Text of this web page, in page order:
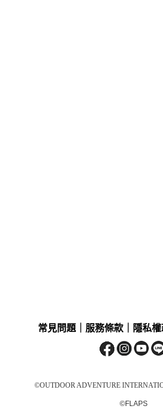
常見問題 服務條款 隱私
©OUTDOOR ADVENTURE
©FLAPS